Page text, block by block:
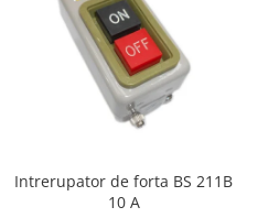
Intrerupator de forta BS 211B
10 A